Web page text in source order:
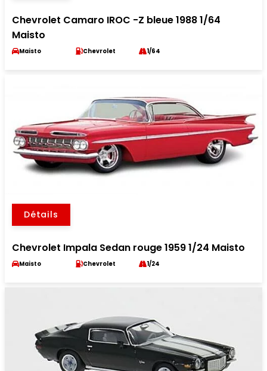
Chevrolet Camaro IROC -Z bleue 1988 1/64
Maisto
Maisto Chevrolet 1/64
Détails
Chevrolet Impala Sedan rouge 1959 1/24 Maisto
Maisto Chevrolet 1/24